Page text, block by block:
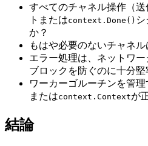
すべてのチャネル操作（
トまたはcontext.Done()
か？
もはや必要のないチャネ
エラー処理は、ネットワ
ブロックを防ぐのに十分堅
ワーカーゴルーチンを管理
またはcontext.Contextが
結論